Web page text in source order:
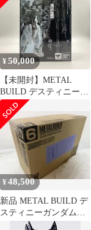
¥50,000
【未開封】METAL
BUILD デスティニーガ
ンダム SOUL RED Ver.
「機動戦士ガンダム
SEED DESTINY」
TAMASHII NATION
2020開催記念商品
¥48,500
新品 METAL BUILD デ
スティニーガンダム
SOUL RED Ver.